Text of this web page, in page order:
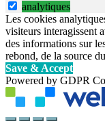
analytiques
Les cookies
visiteurs interagissent
des informations sur
rebond, de la source
Save & Accept
Powered by GDPR